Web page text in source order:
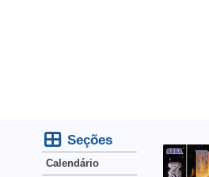
Seções
Calendário